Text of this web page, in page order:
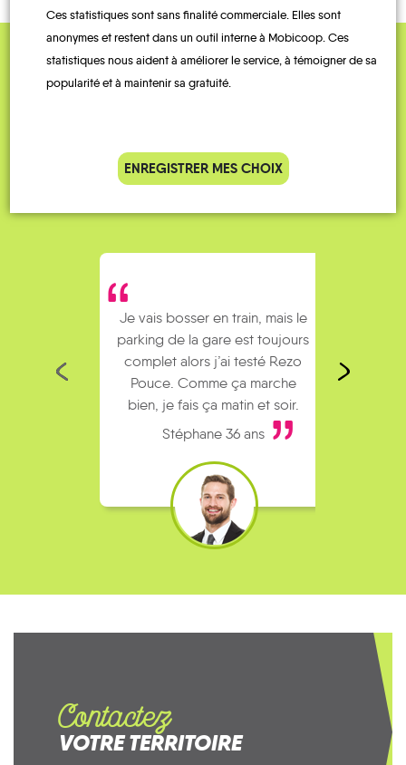
QUELQUES
Je vais bosser en train, mais le
parking de la gare est toujours
complet alors j’ai testé Rezo
Pouce. Comme ça marche
bien, je fais ça matin et soir.
Stéphane 36 ans
Contactez
VOTRE TERRITOIRE
Ces statistiques sont sans finalité commerciale. Elles sont
anonymes et restent dans un outil interne à Mobicoop. Ces
statistiques nous aident à améliorer le service, à témoigner de sa
popularité et à maintenir sa gratuité.
ENREGISTRER MES CHOIX